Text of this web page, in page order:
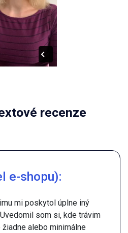
recenze
e-shopu):
mi poskytol úplne iný
som si, kde trávim
alebo minimálne